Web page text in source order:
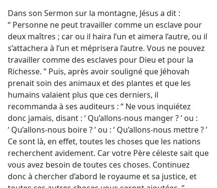
Dans son Sermon sur la montagne, Jésus a dit :
“ Personne ne peut travailler comme un esclave pour
deux maîtres ; car ou il haïra l’un et aimera l’autre, ou il
s’attachera à l’un et méprisera l’autre. Vous ne pouvez
travailler comme des esclaves pour Dieu et pour la
Richesse. ” Puis, après avoir souligné que Jéhovah
prenait soin des animaux et des plantes et que les
humains valaient plus que ces derniers, il
recommanda à ses auditeurs : “ Ne vous inquiétez
donc jamais, disant : ‘ Qu’allons-​nous manger ? ’ ou :
‘ Qu’allons-​nous boire ? ’ ou : ‘ Qu’allons-​nous mettre ? ’
Ce sont là, en effet, toutes les choses que les nations
recherchent avidement. Car votre Père céleste sait que
vous avez besoin de toutes ces choses. Continuez
donc à chercher d’abord le royaume et sa justice, et